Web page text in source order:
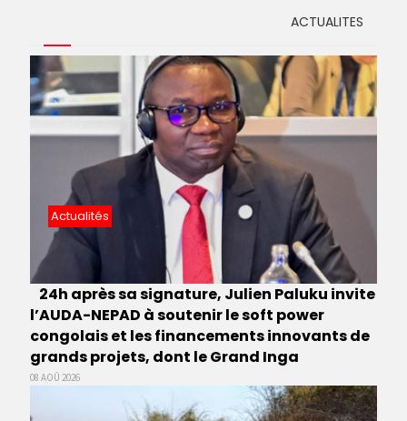
ACTUALITES
Actualités
24h après sa signature, Julien Paluku invite
l’AUDA-NEPAD à soutenir le soft power
congolais et les financements innovants de
grands projets, dont le Grand Inga
08 AOÛ 2026